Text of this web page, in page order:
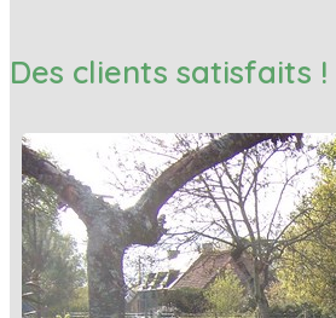
Des clients satisfaits !